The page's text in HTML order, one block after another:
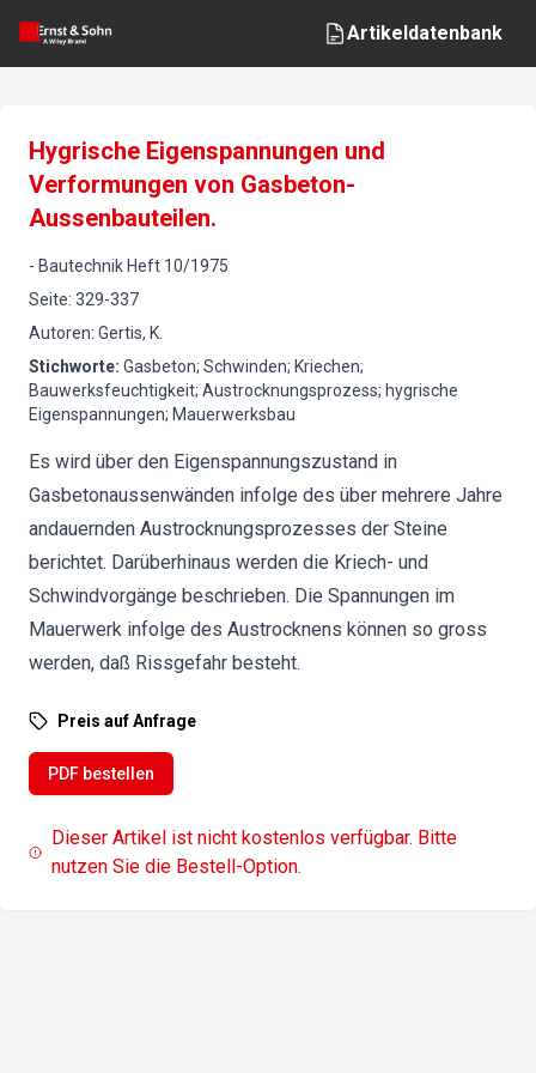
Artikeldatenbank
Hygrische Eigenspannungen und
Verformungen von Gasbeton-
Aussenbauteilen.
- Bautechnik Heft 10/1975
Seite: 329-337
Autoren: Gertis, K.
Stichworte: Gasbeton; Schwinden; Kriechen;
Bauwerksfeuchtigkeit; Austrocknungsprozess; hygrische
Eigenspannungen; Mauerwerksbau
Es wird über den Eigenspannungszustand in
Gasbetonaussenwänden infolge des über mehrere Jahre
andauernden Austrocknungsprozesses der Steine
berichtet. Darüberhinaus werden die Kriech- und
Schwindvorgänge beschrieben. Die Spannungen im
Mauerwerk infolge des Austrocknens können so gross
werden, daß Rissgefahr besteht.
Preis auf Anfrage
PDF bestellen
Dieser Artikel ist nicht kostenlos verfügbar. Bitte
nutzen Sie die Bestell-Option.